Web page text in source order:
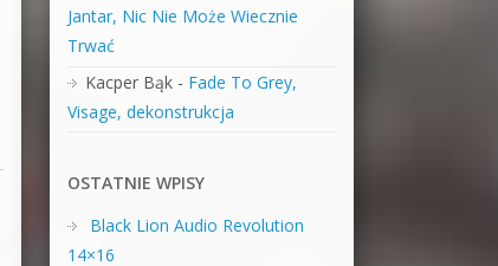
Jantar, Nic Nie Może Wiecznie
Trwać
Kacper Bąk- Fade To Grey,
Visage, dekonstrukcja
OSTATNIE WPISY
Black Lion Audio Revolution
14×16